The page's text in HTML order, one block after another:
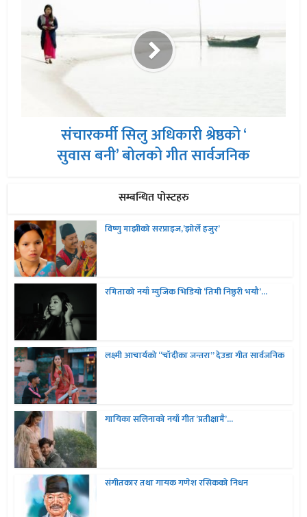
संचारकर्मी सिलु अधिकारी श्रेष्ठको ‘
सुवास बनी’ बोलको गीत सार्वजनिक
सम्बन्धित पोस्टहरु
विष्णु माझीको सरप्राइज,’झोर्ले हजुर’
रमिताको नयाँ म्युजिक भिडियो ‘तिमी निष्ठुरी भयौ’...
लक्ष्मी आचार्यको “चॉदीका जन्तरा” देउडा गीत सार्वजनिक
गायिका सलिनाको नयाँ गीत ‘प्रतीक्षामै’...
संगीतकार तथा गायक गणेश रसिकको निधन